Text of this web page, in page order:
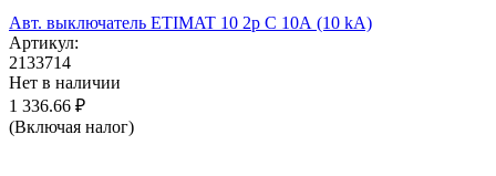
Авт. выключатель ETIMAT 10 2p C 10А (10 kA)
Артикул:
2133714
Нет в наличии
1 336.66 ₽
(Включая налог)